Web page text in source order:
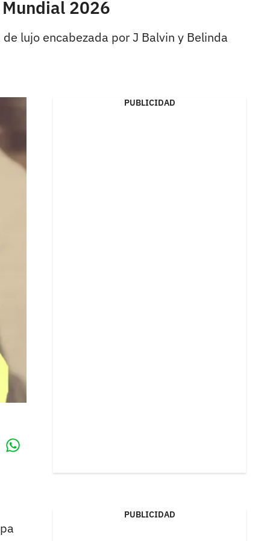
2026
lujo encabezada por J Balvin y Belinda
PUBLICIDAD
PUBLICIDAD